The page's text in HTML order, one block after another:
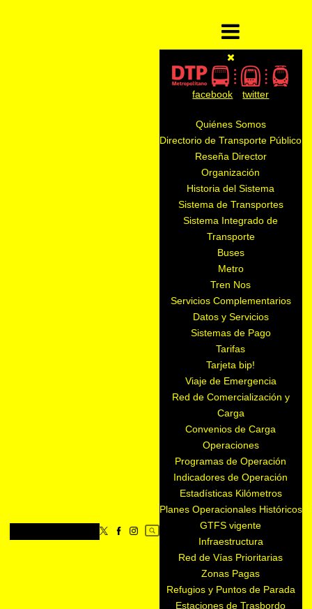
facebook twitter
Quiénes Somos
Directorio de Transporte Público
Reseña Director
Organización
Historia del Sistema
Sistema de Transportes
Sistema Integrado de
Transporte
Buses
Metro
Tren Nos
Servicios Complementarios
Datos y Servicios
Sistemas de Pago
Tarifas
Tarjeta bip!
Viaje de Emergencia
Red de Comercialización y
Carga
Convenios de Carga
Operaciones
Programas de Operación
Indicadores de Operación
Estadísticas Kilómetros
Planes Operacionales Históricos
GTFS vigente
Infraestructura
Red de Vías Prioritarias
Zonas Pagas
Refugios y Puntos de Parada
Estaciones de Trasbordo